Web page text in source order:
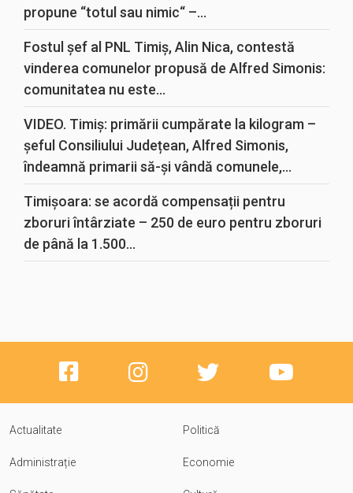
propune “totul sau nimic“ –...
Fostul șef al PNL Timiș, Alin Nica, contestă
vinderea comunelor propusă de Alfred Simonis:
comunitatea nu este...
VIDEO. Timiș: primării cumpărate la kilogram –
șeful Consiliului Județean, Alfred Simonis,
îndeamnă primarii să-și vândă comunele,...
Timișoara: se acordă compensații pentru
zboruri întârziate – 250 de euro pentru zboruri
de până la 1.500...
Actualitate Politică
Administrație Economie